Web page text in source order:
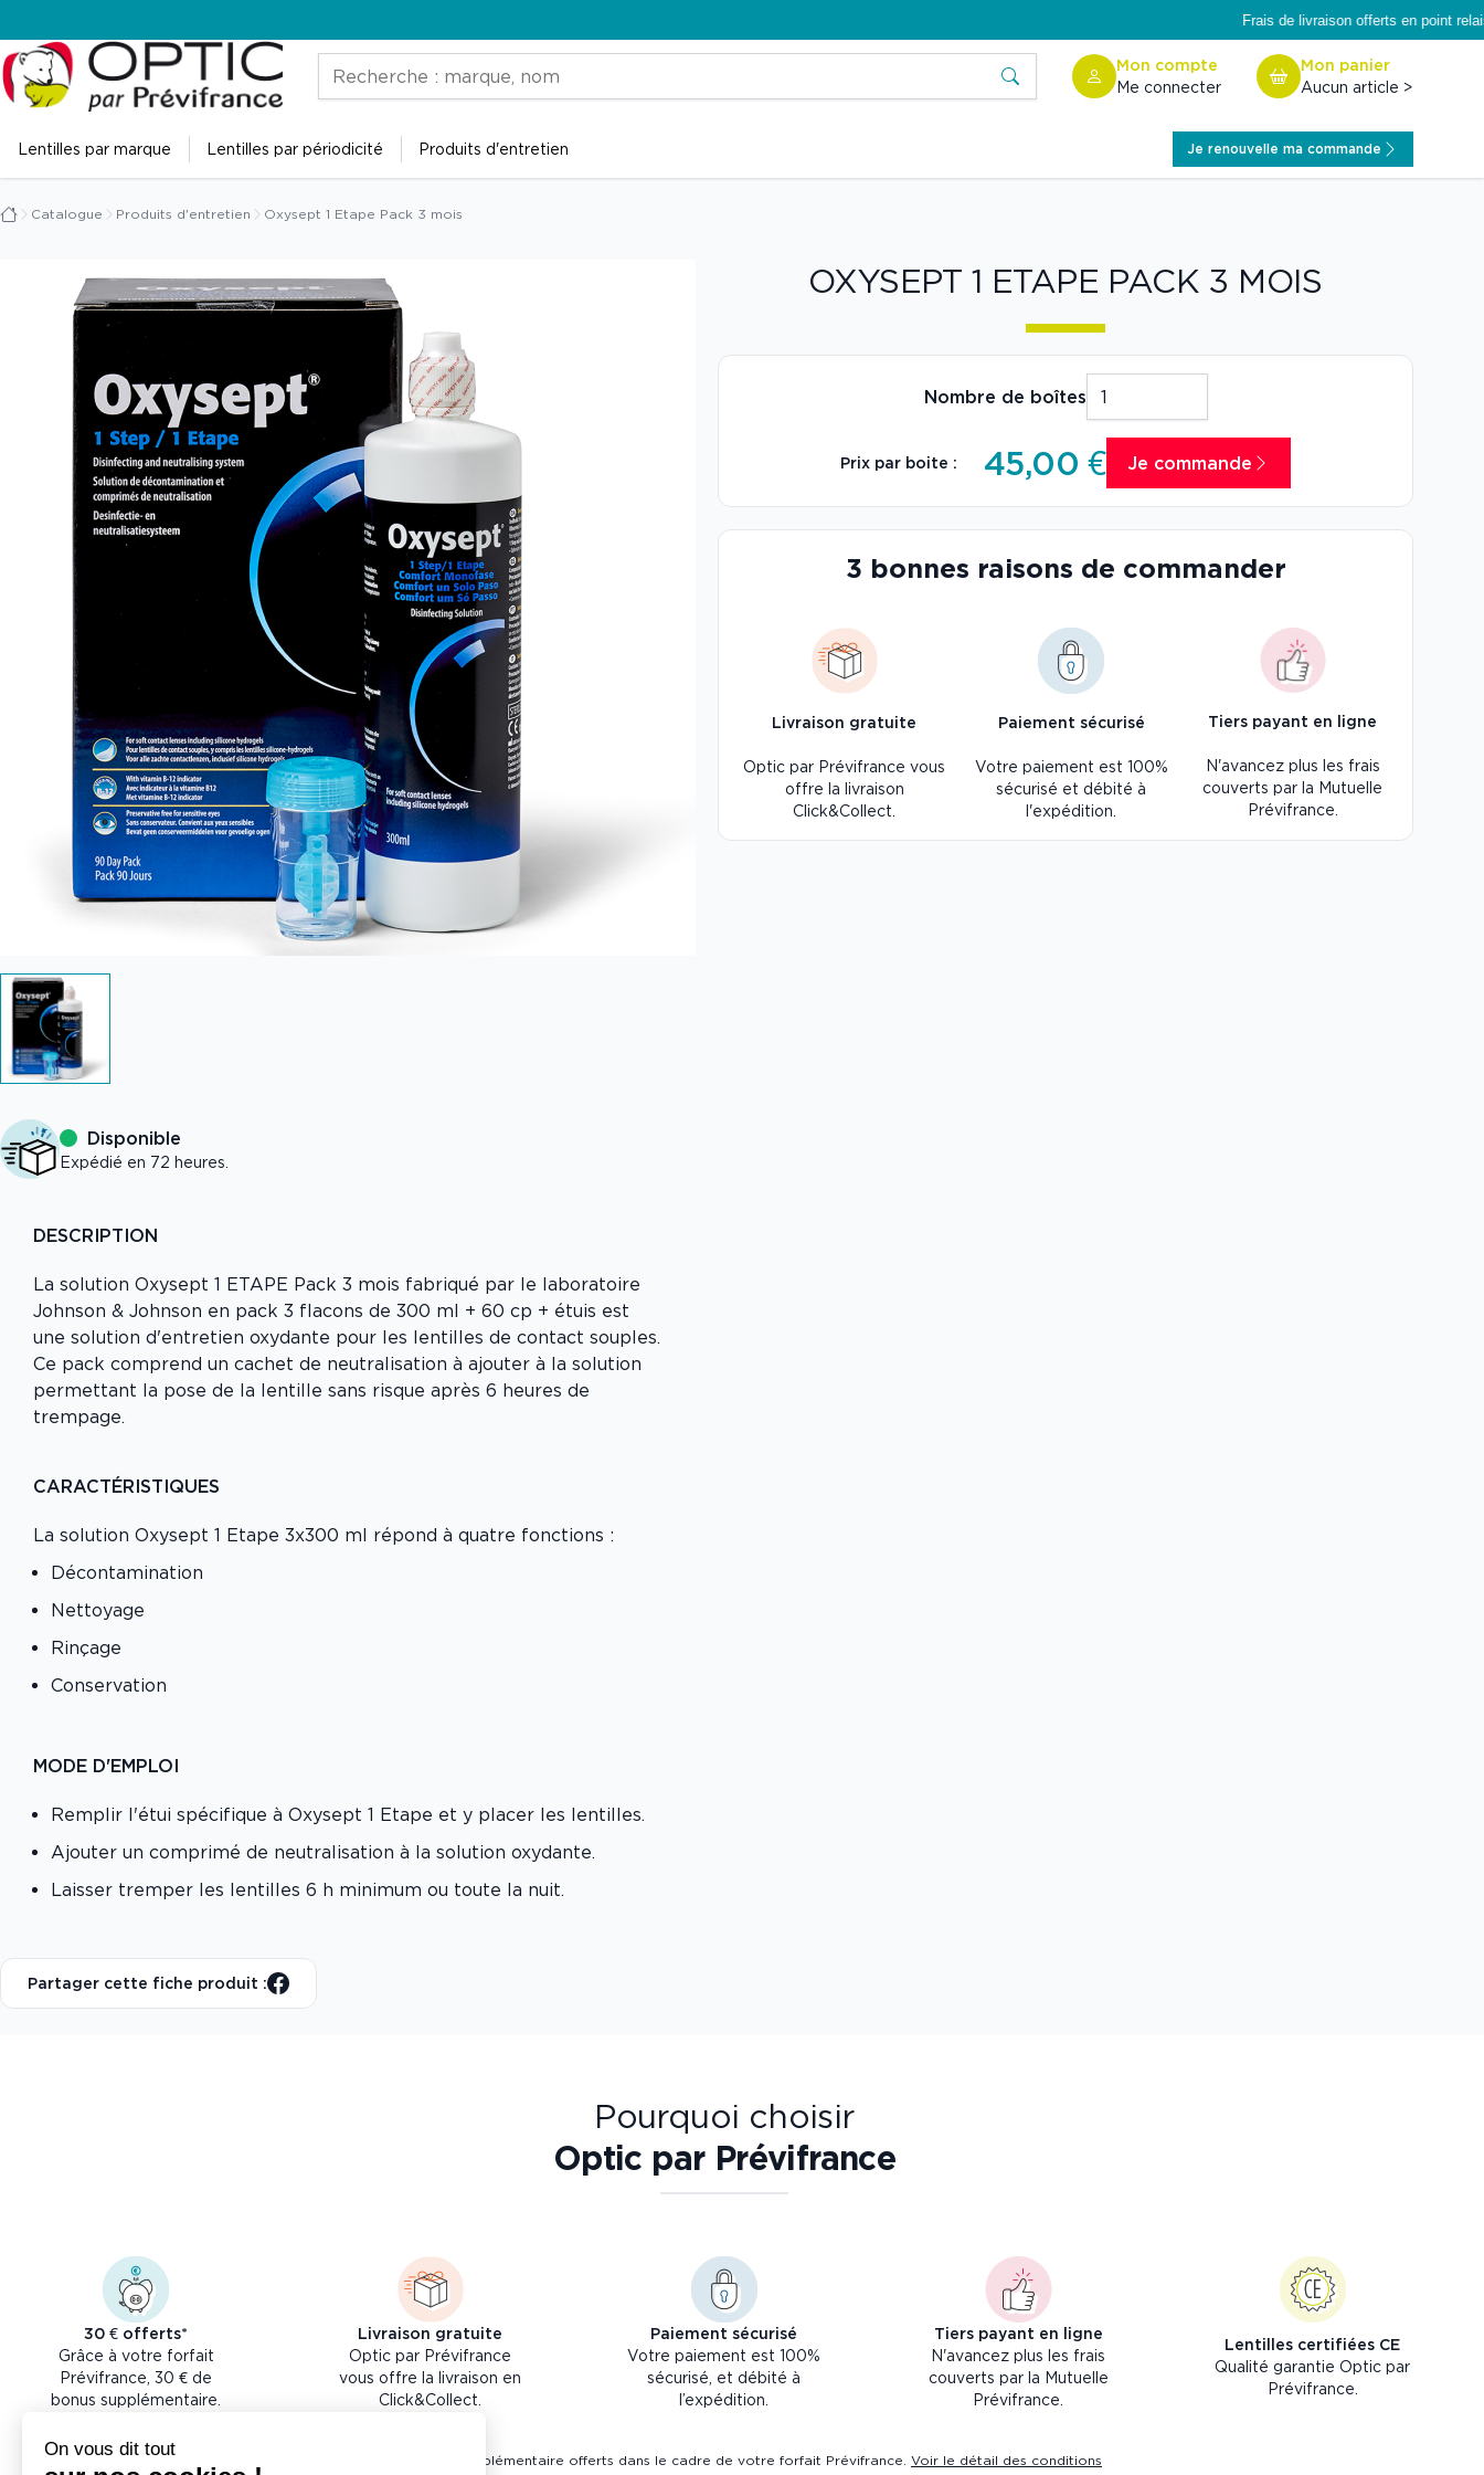
Frais de livraison offerts en point relais
Accueil
de
Prévistore
Rechercher
Mon compte
Me connecter
Mon panier
Aucun article >
Lentilles par marque Lentilles par périodicité Produits d'entretien Je renouvelle ma commande
Accueil
Catalogue Produits d'entretien Oxysept 1 Etape Pack 3 mois
Disponible
Expédié en 72 heures.
DESCRIPTION
La solution Oxysept 1 ETAPE Pack 3 mois fabriqué par le laboratoire
Johnson & Johnson en pack 3 flacons de 300 ml + 60 cp + étuis est
une solution d'entretien oxydante pour les lentilles de contact souples.
Ce pack comprend un cachet de neutralisation à ajouter à la solution
permettant la pose de la lentille sans risque après 6 heures de
trempage.
CARACTÉRISTIQUES
La solution Oxysept 1 Etape 3x300 ml répond à quatre fonctions :
Décontamination
Nettoyage
Rinçage
Conservation
MODE D'EMPLOI
Remplir l'étui spécifique à Oxysept 1 Etape et y placer les lentilles.
Ajouter un comprimé de neutralisation à la solution oxydante.
Laisser tremper les lentilles 6 h minimum ou toute la nuit.
Partager cette fiche produit :
OXYSEPT 1 ETAPE PACK 3 MOIS
Nombre de boîtes
Prix par boite : 45,00 € Je commande
3 bonnes raisons de commander
Livraison gratuite
Optic par Prévifrance vous
offre la livraison
Click&Collect.
Paiement sécurisé
Votre paiement est 100%
sécurisé et débité à
l'expédition.
Tiers payant en ligne
N'avancez plus les frais
couverts par la Mutuelle
Prévifrance.
Pourquoi choisir
Optic par Prévifrance
30 € offerts*
Grâce à votre forfait
Prévifrance, 30 € de
bonus supplémentaire.
Livraison gratuite
Optic par Prévifrance
vous offre la livraison en
Click&Collect.
Paiement sécurisé
Votre paiement est 100%
sécurisé, et débité à
l’expédition.
Tiers payant en ligne
N'avancez plus les frais
couverts par la Mutuelle
Prévifrance.
Lentilles certifiées CE
Qualité garantie Optic par
Prévifrance.
* 30 € de bonus supplémentaire offerts dans le cadre de votre forfait Prévifrance. Voir le détail des conditions